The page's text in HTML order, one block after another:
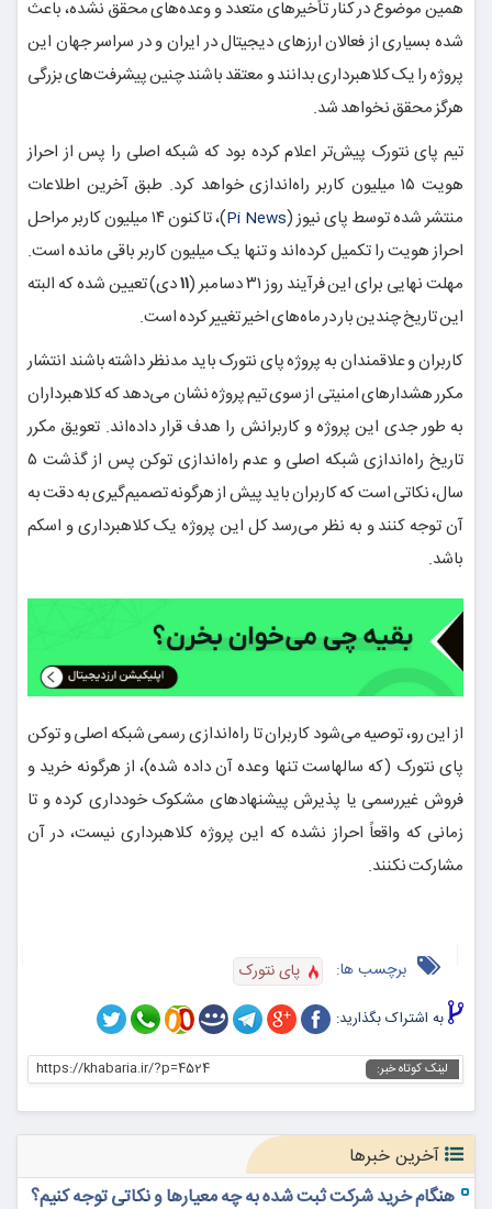
همین موضوع در کنار تأخیرهای متعدد و وعده‌های محقق نشده، باعث
شده بسیاری از فعالان ارزهای دیجیتال در ایران و در سراسر جهان این
پروژه را یک کلاهبرداری بدانند و معتقد باشند چنین پیشرفت‌های بزرگی
هرگز محقق نخواهد شد.
تیم پای نتورک پیش‌تر اعلام کرده بود که شبکه اصلی را پس از احراز
هویت ۱۵ میلیون کاربر راه‌اندازی خواهد کرد. طبق آخرین اطلاعات
منتشر شده توسط پای نیوز (Pi News
)، تاکنون ۱۴ میلیون کاربر مراحل
احراز هویت را تکمیل کرده‌اند و تنها یک میلیون کاربر باقی مانده است.
مهلت نهایی برای این فرآیند روز ۳۱ دسامبر (
۱۱دی) تعیین شده که البته
این تاریخ چندین بار در ماه‌های اخیر تغییر کرده است.
کاربران و علاقمندان به پروژه پای نتورک باید مدنظر داشته باشند انتشار
مکرر هشدارهای امنیتی از سوی تیم پروژه نشان می‌دهد که کلاهبرداران
به طور جدی این پروژه و کاربرانش را هدف قرار داده‌اند. تعویق مکرر
تاریخ راه‌اندازی شبکه اصلی و عدم راه‌اندازی توکن پس از گذشت ۵
سال، نکاتی است که کاربران باید پیش از هرگونه تصمیم‌گیری به دقت به
آن توجه کنند و به نظر می‌رسد کل این پروژه یک کلاهبرداری و اسکم
باشد.
از این رو، توصیه می‌شود کاربران تا راه‌اندازی رسمی شبکه اصلی و توکن
پای نتورک (که سالهاست تنها وعده آن داده شده)، از هرگونه خرید و
فروش غیررسمی یا پذیرش پیشنهادهای مشکوک خودداری کرده و تا
زمانی که واقعاً احراز نشده که این پروژه کلاهبرداری نیست، در آن
مشارکت نکنند.
برچسب ها: پای نتورک
به اشتراک بگذارید:
لینک کوتاه خبر: https://khabaria.ir/?p=4524
آخرین خبرها
هنگام خرید شرکت ثبت شده به چه معیارها و نکاتی توجه کنیم؟